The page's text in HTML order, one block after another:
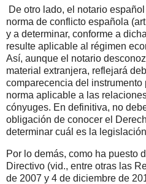
De otro lado, el notario
norma de conflicto española
y a determinar, conforme a
resulte aplicable al régimen
Así, aunque el notario
material extranjera, reflejará
comparecencia del
norma aplicable a las
cónyuges. En definitiva, no
obligación de conocer el
determinar cuál es la
Por lo demás, como ha puesto
Directivo (vid., entre otras las
de 2007 y 4 de diciembre de